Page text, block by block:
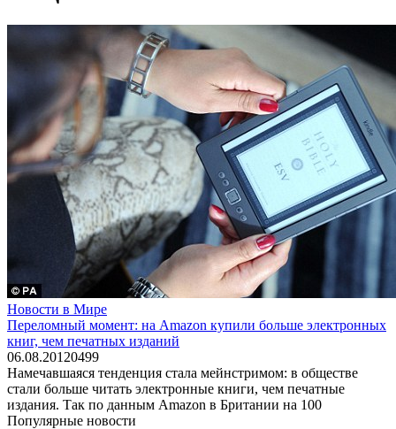
Новости в Мире
Переломный момент: на Amazon купили больше электронных
книг, чем печатных изданий
06.08.20120499
Намечавшаяся тенденция стала мейнстримом: в обществе
стали больше читать электронные книги, чем печатные
издания. Так по данным Amazon в Британии на 100
Популярные новости